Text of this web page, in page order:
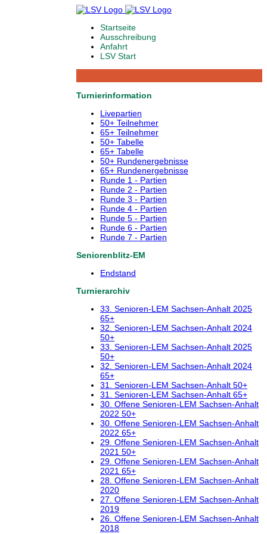
Startseite
Ausschreibung
Anfahrt
LSV Start
Turnierinformation
Livepartien
50+ Teilnehmer
65+ Teilnehmer
50+ Tabelle
65+ Tabelle
50+ Rundenergebnisse
65+ Rundenergebnisse
Runde 1 - Partien
Runde 2 - Partien
Runde 3 - Partien
Runde 4 - Partien
Runde 5 - Partien
Runde 6 - Partien
Runde 7 - Partien
Seniorenblitz-EM
Endstand
Turnierarchiv
33. Senioren-LEM Sachsen-Anhalt 2025
65+
32. Senioren-LEM Sachsen-Anhalt 2024
50+
33. Senioren-LEM Sachsen-Anhalt 2025
50+
32. Senioren-LEM Sachsen-Anhalt 2024
65+
31. Senioren-LEM Sachsen-Anhalt 50+
31. Senioren-LEM Sachsen-Anhalt 65+
30. Offene Senioren-LEM Sachsen-Anhalt
2022 50+
30. Offene Senioren-LEM Sachsen-Anhalt
2022 65+
29. Offene Senioren-LEM Sachsen-Anhalt
2021 50+
29. Offene Senioren-LEM Sachsen-Anhalt
2021 65+
28. Offene Senioren-LEM Sachsen-Anhalt
2020
27. Offene Senioren-LEM Sachsen-Anhalt
2019
26. Offene Senioren-LEM Sachsen-Anhalt
2018